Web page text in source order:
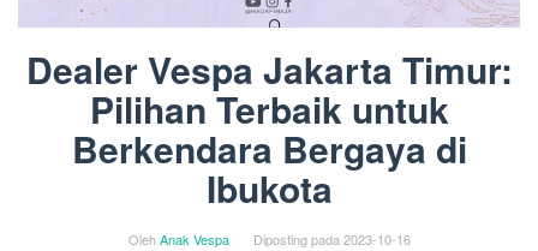
Dealer Vespa Jakarta Timur:
Pilihan Terbaik untuk
Berkendara Bergaya di
Ibukota
OlehAnak Vespa Diposting pada 2023-10-16